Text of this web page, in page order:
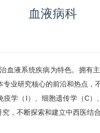
血液病科
血液系统疾病为特色。拥有
业研究核心的前沿和热点，
学（I）、细胞遗传学（C
，不断探索和建立中西医结